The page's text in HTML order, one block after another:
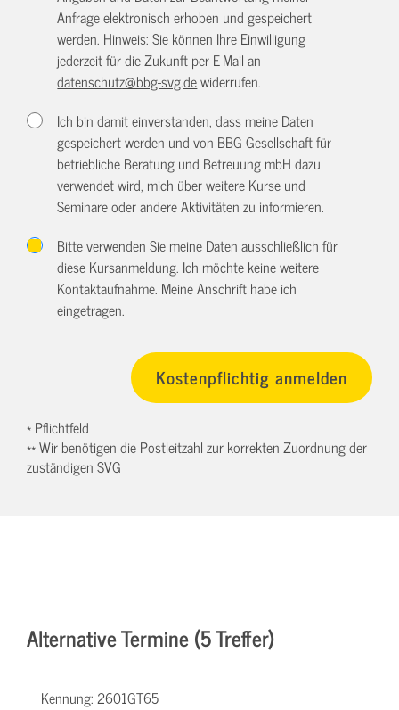
Anfrage elektronisch erhoben und gespeichert
werden. Hinweis: Sie können Ihre Einwilligung
jederzeit für die Zukunft per E-Mail an
datenschutz@bbg-svg.dewiderrufen.
Ich bin damit einverstanden, dass meine Daten
gespeichert werden und von BBG Gesellschaft für
betriebliche Beratung und Betreuung mbH dazu
verwendet wird, mich über weitere Kurse und
Seminare oder andere Aktivitäten zu informieren.
Bitte verwenden Sie meine Daten ausschließlich für
diese Kursanmeldung. Ich möchte keine weitere
Kontaktaufnahme. Meine Anschrift habe ich
eingetragen.
* Pflichtfeld
** Wir benötigen die Postleitzahl zur korrekten Zuordnung der
zuständigen SVG
Alternative Termine (5 Treffer)
Kennung:2601GT65